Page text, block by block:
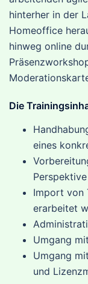
hinterher in der
Homeoffice
hinweg online
Die
eines
Perspektive
Import von
erarbeitet
Umgang
Umgang
und